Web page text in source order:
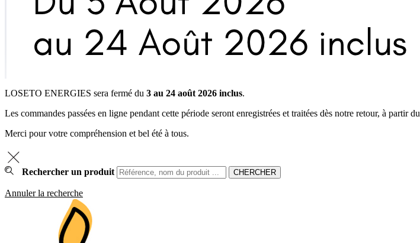
LOSETO ENERGIES sera fermé du 3 au 24 août 2026 inclus.
Les commandes passées en ligne pendant cette période seront enregistrées et traitées dès notre retour, à partir du
Merci pour votre compréhension et bel été à tous.
Rechercher un produit
Annuler la recherche